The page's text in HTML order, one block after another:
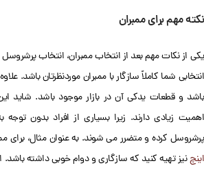
نکته مهم برای ممبران
یکی از نکات مهم بعد از انتخاب ممبران، انتخاب
انتخابی شما کاملاً سازگار با ممبران موردنظرتان باشد.
باشد و قطعات یدکی آن در بازار موجود باشد. شاید
اهمیت زیادی دارند. زیرا بسیاری از افراد بدون
پرشروسل کرده و متضرر می شوند. به عنوان مثال، برای ممبران 8
اینچنیز تهیه کنید که سازگاری و دوام خوبی داشته باشد.